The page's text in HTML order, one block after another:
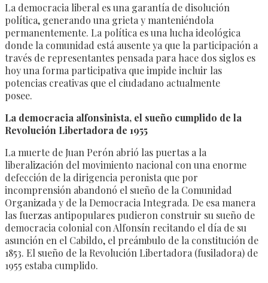
La democracia liberal es una garantía de disolución
política, generando una grieta y manteniéndola
permanentemente. La política es una lucha ideológica
donde la comunidad está ausente ya que la participación a
través de representantes pensada para hace dos siglos es
hoy una forma participativa que impide incluir las
potencias creativas que el ciudadano actualmente
posee.
La democracia alfonsinista, el sueño cumplido de la
Revolución Libertadora de 1955
La muerte de Juan Perón abrió las puertas a la
liberalización del movimiento nacional con una enorme
defección de la dirigencia peronista que por
incomprensión abandonó el sueño de la Comunidad
Organizada y de la Democracia Integrada. De esa manera
las fuerzas antipopulares pudieron construir su sueño de
democracia colonial con Alfonsín recitando el día de su
asunción en el Cabildo, el preámbulo de la constitución de
1853. El sueño de la Revolución Libertadora (fusiladora) de
1955 estaba cumplido.